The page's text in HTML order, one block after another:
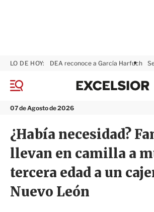
M
n
07 de Agosto de 2026
LO DE HOY: DEA reconoce a García Harfuch
x
i
r
¿Había necesidad?
llevan en camilla a
tercera edad a un
Nuevo León